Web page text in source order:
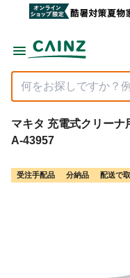
マキタ 充電式クリーナ
A-43957
受注手配品 分納品 配送で